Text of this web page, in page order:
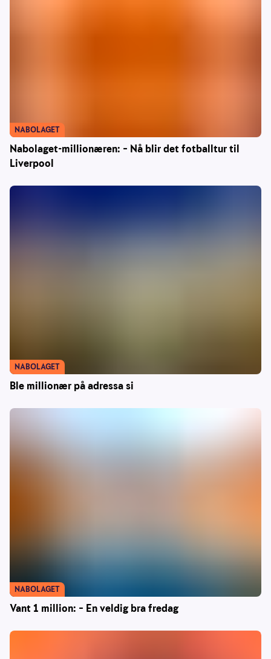
Nabolaget-millionæren: – Nå blir det fotballtur til
Liverpool
NABOLAGET
Ble millionær på adressa si
NABOLAGET
Vant 1 million: – En veldig bra fredag
NABOLAGET